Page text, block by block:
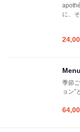
に、
季節
ョン”
り、